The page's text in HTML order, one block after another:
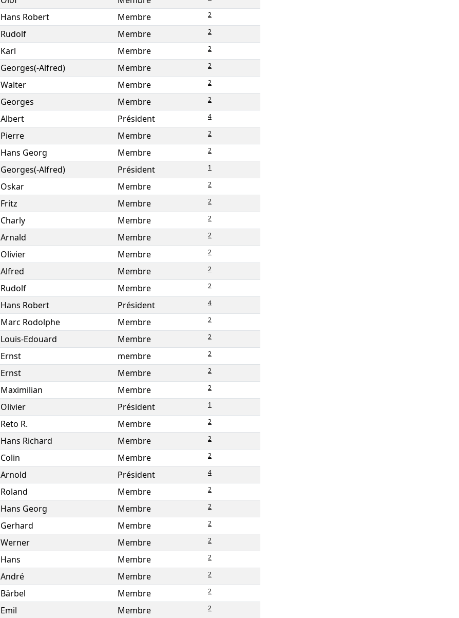
Hans Robert Membre 2
Rudolf Membre 2
Karl Membre 2
Georges(-Alfred) Membre 2
Walter Membre 2
Georges Membre 2
Albert Président 4
Pierre Membre 2
Hans Georg Membre 2
Georges(-Alfred) Président 1
Oskar Membre 2
Fritz Membre 2
Charly Membre 2
Arnald Membre 2
Olivier Membre 2
Alfred Membre 2
Rudolf Membre 2
Hans Robert Président 4
Marc Rodolphe Membre 2
Louis-Edouard Membre 2
Ernst membre 2
Ernst Membre 2
Maximilian Membre 2
Olivier Président 1
Reto R. Membre 2
Hans Richard Membre 2
Colin Membre 2
Arnold Président 4
Roland Membre 2
Hans Georg Membre 2
Gerhard Membre 2
Werner Membre 2
Hans Membre 2
André Membre 2
Bärbel Membre 2
Emil Membre 2